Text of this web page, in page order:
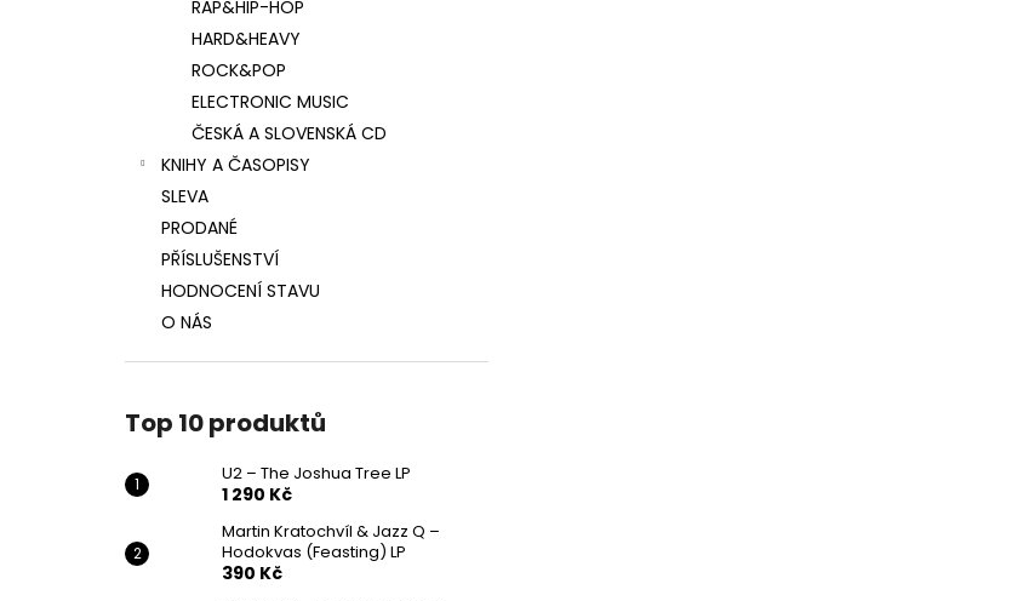
RAP&HIP-HOP
HARD&HEAVY
ROCK&POP
ELECTRONIC MUSIC
ČESKÁ A SLOVENSKÁ CD
KNIHY A ČASOPISY
SLEVA
PRODANÉ
PŘÍSLUŠENSTVÍ
HODNOCENÍ STAVU
O NÁS
Top 10 produktů
U2 – The Joshua Tree LP
1 290 Kč
Martin Kratochvíl & Jazz Q ‎–
Hodokvas (Feasting) LP
390 Kč